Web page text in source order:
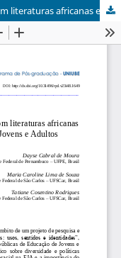
Educação e diversidade: experiências com literaturas africanas e afro-brasileiras na Educação de Jovens e Adultos